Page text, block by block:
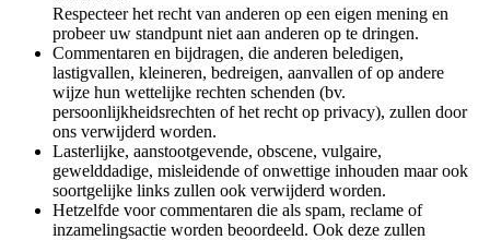
Respecteer het recht van anderen op een eigen mening en
probeer uw standpunt niet aan anderen op te dringen.
Commentaren en bijdragen, die anderen beledigen,
lastigvallen, kleineren, bedreigen, aanvallen of op andere
wijze hun wettelijke rechten schenden (bv.
persoonlijkheidsrechten of het recht op privacy), zullen door
ons verwijderd worden.
Lasterlijke, aanstootgevende, obscene, vulgaire,
gewelddadige, misleidende of onwettige inhouden maar ook
soortgelijke links zullen ook verwijderd worden.
Hetzelfde voor commentaren die als spam, reclame of
inzamelingsactie worden beoordeeld. Ook deze zullen